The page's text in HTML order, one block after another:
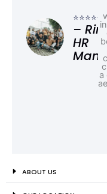
⭐⭐⭐⭐⭐
–
HR
ABOUT US